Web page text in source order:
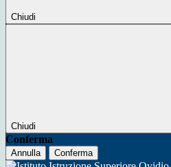
Chiudi
Chiudi
Conferma
Annulla Conferma